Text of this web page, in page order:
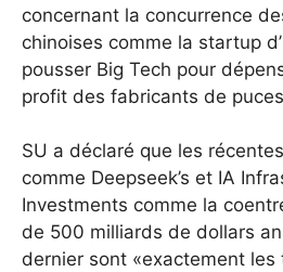
concernant la concurrence
chinoises comme la startup
pousser Big Tech pour
profit des fabricants de
SU a déclaré que les
comme Deepseek’s et IA
Investments comme la
de 500 milliards de dollars
dernier sont «exactement les